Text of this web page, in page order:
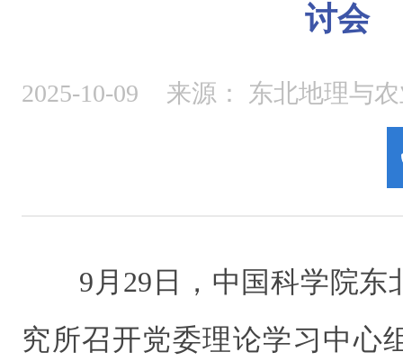
讨会
2025-10-09 来源： 东北地理与
9月29日，中国科学院东
究所召开党委理论学习中心